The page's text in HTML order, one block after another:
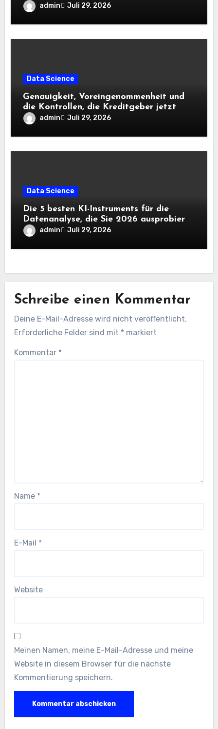
admin Juli 29, 2026
Data Science
Genauigkeit, Voreingenommenheit und
die Kontrollen, die Kreditgeber jetzt
benötigen |
admin Juli 29, 2026
Data Science
Die 5 besten KI-Instruments für die
Datenanalyse, die Sie 2026 ausprobieren
solltenadmin Juli 29, 2026
Schreibe einen Kommentar
Deine E-Mail-Adresse wird nicht veröffentlicht.
Erforderliche Felder sind mit * markiert
Kommentar *
Name *
E-Mail *
Website
Meinen Namen, meine E-Mail-Adresse und meine
Website in diesem Browser für die nächste
Kommentierung speichern.